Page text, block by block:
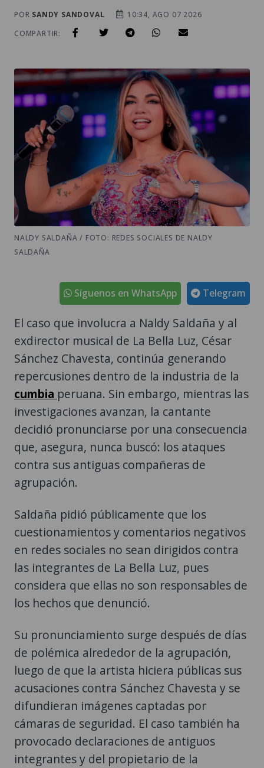
POR SANDY SANDOVAL
10:34, AGO 07 2026
COMPARTIR:
NALDY SALDAÑA / FOTO: REDES SOCIALES DE NALDY
SALDAÑA
Telegram
Síguenos en WhatsApp
El caso que involucra a Naldy Saldaña y al
exdirector musical de La Bella Luz, César
Sánchez Chavesta, continúa generando
repercusiones dentro de la industria de la
cumbia peruana. Sin embargo, mientras las
investigaciones avanzan, la cantante
decidió pronunciarse por una consecuencia
que, asegura, nunca buscó: los ataques
contra sus antiguas compañeras de
agrupación.
Saldaña pidió públicamente que los
cuestionamientos y comentarios negativos
en redes sociales no sean dirigidos contra
las integrantes de La Bella Luz, pues
considera que ellas no son responsables de
los hechos que denunció.
Su pronunciamiento surge después de días
de polémica alrededor de la agrupación,
luego de que la artista hiciera públicas sus
acusaciones contra Sánchez Chavesta y se
difundieran imágenes captadas por
cámaras de seguridad. El caso también ha
provocado declaraciones de antiguos
integrantes y del propietario de la